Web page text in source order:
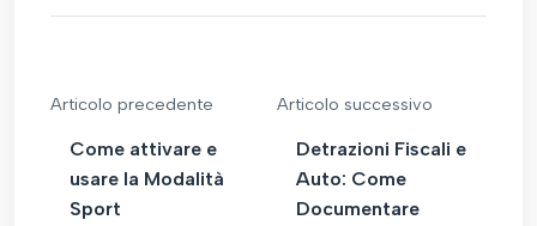
Articolo precedente
Come attivare e
usare la Modalità
Sport
Articolo successivo
Detrazioni Fiscali e
Auto: Come
Documentare